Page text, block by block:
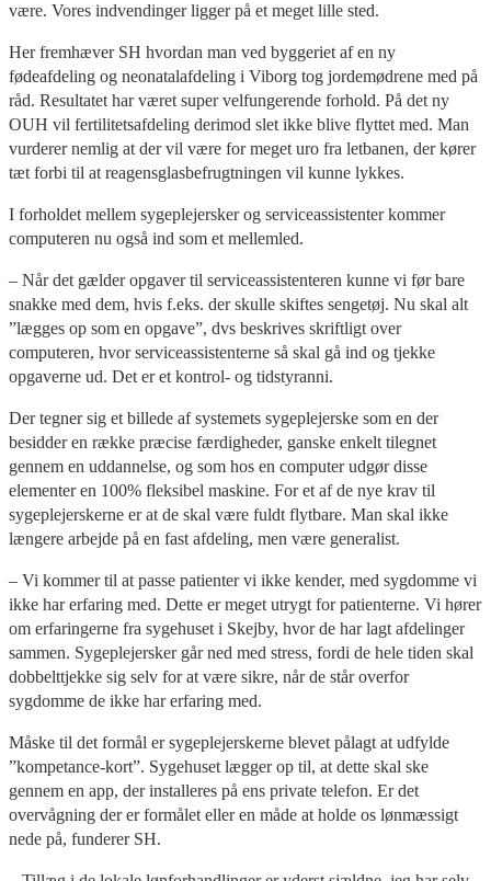
være. Vores indvendinger ligger på et meget lille sted.
Her fremhæver SH hvordan man ved byggeriet af en ny
fødeafdeling og neonatalafdeling i Viborg tog jordemødrene med på
råd. Resultatet har været super velfungerende forhold. På det ny
OUH vil fertilitetsafdeling derimod slet ikke blive flyttet med. Man
vurderer nemlig at der vil være for meget uro fra letbanen, der kører
tæt forbi til at reagensglasbefrugtningen vil kunne lykkes.
I forholdet mellem sygeplejersker og serviceassistenter kommer
computeren nu også ind som et mellemled.
– Når det gælder opgaver til serviceassistenteren kunne vi før bare
snakke med dem, hvis f.eks. der skulle skiftes sengetøj. Nu skal alt
”lægges op som en opgave”, dvs beskrives skriftligt over
computeren, hvor serviceassistenterne så skal gå ind og tjekke
opgaverne ud. Det er et kontrol- og tidstyranni.
Der tegner sig et billede af systemets sygeplejerske som en der
besidder en række præcise færdigheder, ganske enkelt tilegnet
gennem en uddannelse, og som hos en computer udgør disse
elementer en 100% fleksibel maskine. For et af de nye krav til
sygeplejerskerne er at de skal være fuldt flytbare. Man skal ikke
længere arbejde på en fast afdeling, men være generalist.
– Vi kommer til at passe patienter vi ikke kender, med sygdomme vi
ikke har erfaring med. Dette er meget utrygt for patienterne. Vi hører
om erfaringerne fra sygehuset i Skejby, hvor de har lagt afdelinger
sammen. Sygeplejersker går ned med stress, fordi de hele tiden skal
dobbelttjekke sig selv for at være sikre, når de står overfor
sygdomme de ikke har erfaring med.
Måske til det formål er sygeplejerskerne blevet pålagt at udfylde
”kompetance-kort”. Sygehuset lægger op til, at dette skal ske
gennem en app, der installeres på ens private telefon. Er det
overvågning der er formålet eller en måde at holde os lønmæssigt
nede på, funderer SH.